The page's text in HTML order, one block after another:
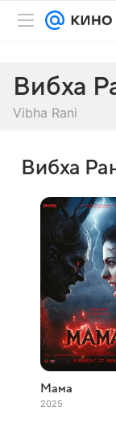
Вибха
Vibha Rani
Вибха
Мама
2025